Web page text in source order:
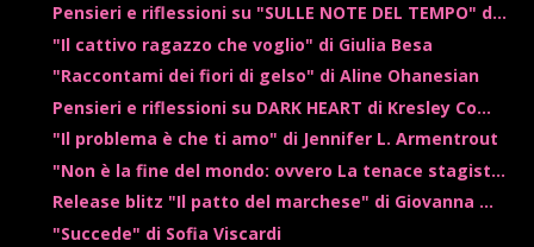
Pensieri e riflessioni su "SULLE NOTE DEL TEMPO" d...
"Il cattivo ragazzo che voglio" di Giulia Besa
"Raccontami dei fiori di gelso" di Aline Ohanesian
Pensieri e riflessioni su DARK HEART di Kresley Co...
"Il problema è che ti amo" di Jennifer L. Armentrout
"Non è la fine del mondo: ovvero La tenace stagist...
Release blitz "Il patto del marchese" di Giovanna ...
"Succede" di Sofia Viscardi